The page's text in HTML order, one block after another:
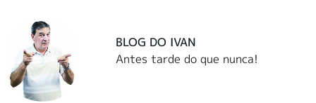
BLOG DO IVAN
Antes tarde do que nunca!